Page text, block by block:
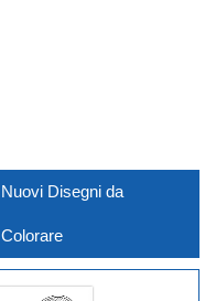
Nuovi Disegni da
Colorare